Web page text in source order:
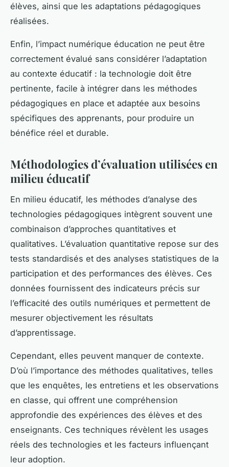
élèves, ainsi que les adaptations pédagogiques
réalisées.
Enfin, l’impact numérique éducation ne peut être
correctement évalué sans considérer l’adaptation
au contexte éducatif : la technologie doit être
pertinente, facile à intégrer dans les méthodes
pédagogiques en place et adaptée aux besoins
spécifiques des apprenants, pour produire un
bénéfice réel et durable.
Méthodologies d’évaluation utilisées en
milieu éducatif
En milieu éducatif, les méthodes d’analyse des
technologies pédagogiques intègrent souvent une
combinaison d’approches quantitatives et
qualitatives. L’évaluation quantitative repose sur des
tests standardisés et des analyses statistiques de la
participation et des performances des élèves. Ces
données fournissent des indicateurs précis sur
l’efficacité des outils numériques et permettent de
mesurer objectivement les résultats
d’apprentissage.
Cependant, elles peuvent manquer de contexte.
D’où l’importance des méthodes qualitatives, telles
que les enquêtes, les entretiens et les observations
en classe, qui offrent une compréhension
approfondie des expériences des élèves et des
enseignants. Ces techniques révèlent les usages
réels des technologies et les facteurs influençant
leur adoption.